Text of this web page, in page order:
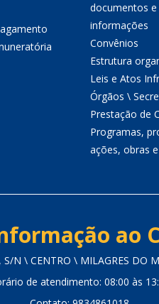
documentos e
informações
Convênios
Estrutura
Leis e Atos
Órgãos \
Prestação de
Programas,
ações, obras
ao
S/N \ CENTRO \ MILAGRES DO
de atendimento: 08:00 às